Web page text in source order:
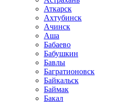
Аткарск
Ахтубинск
Ачинск
Аша
Бабаево
Бабушкин
Бавлы
Багратионовск
Байкальск
Баймак
Бакал